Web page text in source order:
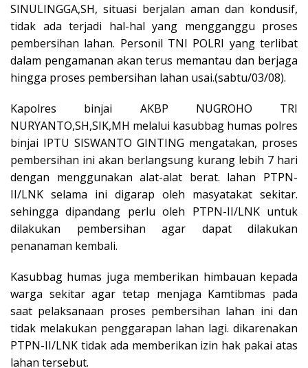
SINULINGGA,SH, situasi berjalan aman dan kondusif,
tidak ada terjadi hal-hal yang mengganggu proses
pembersihan lahan. Personil TNI POLRI yang terlibat
dalam pengamanan akan terus memantau dan berjaga
hingga proses pembersihan lahan usai.(sabtu/03/08).
Kapolres binjai AKBP NUGROHO TRI
NURYANTO,SH,SIK,MH melalui kasubbag humas polres
binjai IPTU SISWANTO GINTING mengatakan, proses
pembersihan ini akan berlangsung kurang lebih 7 hari
dengan menggunakan alat-alat berat. lahan PTPN-
II/LNK selama ini digarap oleh masyatakat sekitar.
sehingga dipandang perlu oleh PTPN-II/LNK untuk
dilakukan pembersihan agar dapat dilakukan
penanaman kembali.
Kasubbag humas juga memberikan himbauan kepada
warga sekitar agar tetap menjaga Kamtibmas pada
saat pelaksanaan proses pembersihan lahan ini dan
tidak melakukan penggarapan lahan lagi. dikarenakan
PTPN-II/LNK tidak ada memberikan izin hak pakai atas
lahan tersebut.